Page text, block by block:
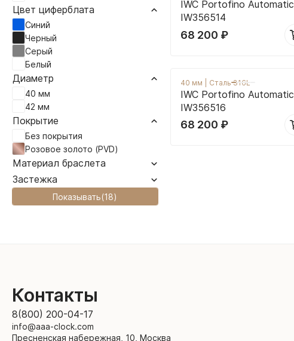
IWC Portofino Automatic
IW356514
68 200 ₽
40 мм Сталь 316L
IWC Portofino Automatic
IW356516
68 200 ₽
Цвет циферблата
Синий
Черный
Серый
Белый
Диаметр
40 мм
42 мм
Покрытие
Без покрытия
Розовое золото (PVD)
Материал браслета
Застежка
Показывать(18)
Контакты
8(800) 200-04-17
info@aaa-clock.com
Пресненская набережная, 10, Москва